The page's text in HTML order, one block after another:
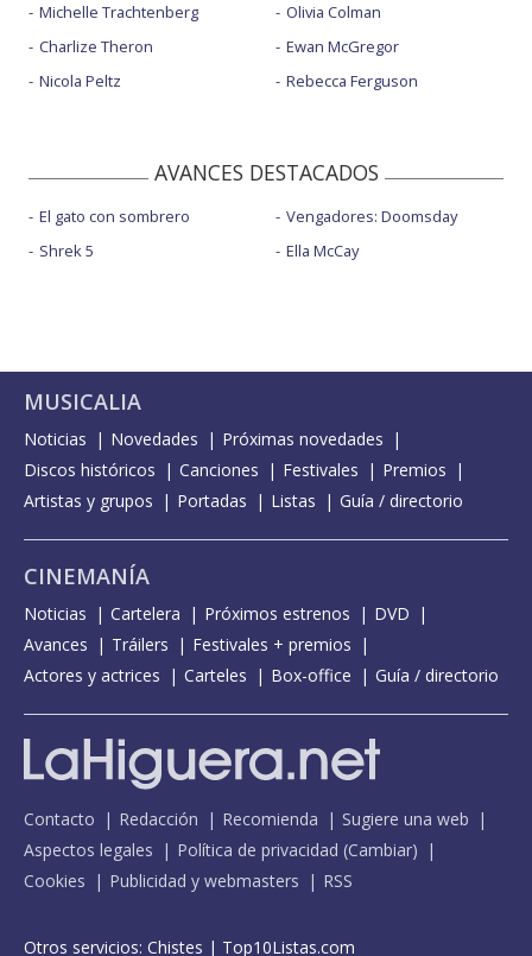
Michelle Trachtenberg
Charlize Theron
Nicola Peltz
Olivia Colman
Ewan McGregor
Rebecca Ferguson
AVANCES DESTACADOS
El gato con sombrero
Shrek 5
Vengadores: Doomsday
Ella McCay
MUSICALIA
Noticias Novedades
Próximas novedades
Discos históricos
Canciones Festivales
Premios
Artistas y grupos
Portadas Listas Guía / directorio
CINEMANÍA
Noticias Cartelera Próximos estrenos
DVD
Avances
Tráilers
Festivales + premios
Actores y actrices
Carteles Box-office Guía / directorio
Contacto Redacción Recomienda
Sugiere una web
Aspectos legales
Política de privacidad (Cambiar)
Cookies
Publicidad y webmasters RSS
Otros servicios: Chistes | Top10Listas.com